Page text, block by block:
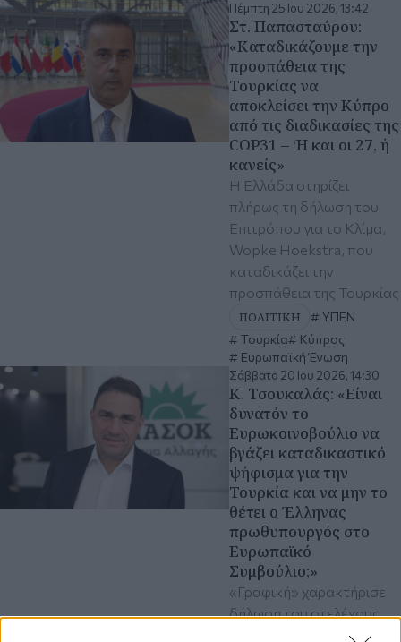
Πέμπτη 25 Ιου 2026, 13:42
Στ. Παπασταύρου:
«Καταδικάζουμε την
προσπάθεια της
Τουρκίας να
αποκλείσει την Κύπρο
από τις διαδικασίες της
COP31 – ‘Η και οι 27, ή
κανείς»
Η Ελλάδα στηρίζει
πλήρως τη δήλωση του
Επιτρόπου για το Κλίμα,
Wopke Hoekstra, που
καταδικάζει την
προσπάθεια της Τουρκίας
ΠΟΛΙΤΙΚΗ
ΥΠΕΝ
Τουρκία
Κύπρος
Ευρωπαϊκή Ένωση
Σάββατο 20 Ιου 2026, 14:30
Κ. Τσουκαλάς: «Είναι
δυνατόν το
Ευρωκοινοβούλιο να
βγάζει καταδικαστικό
ψήφισμα για την
Τουρκία και να μην το
θέτει ο Έλληνας
πρωθυπουργός στο
Ευρωπαϊκό
Συμβούλιο;»
«Γραφική» χαρακτήρισε
δήλωση του στελέχους
του ΕΛΑΣ, Γιώργου